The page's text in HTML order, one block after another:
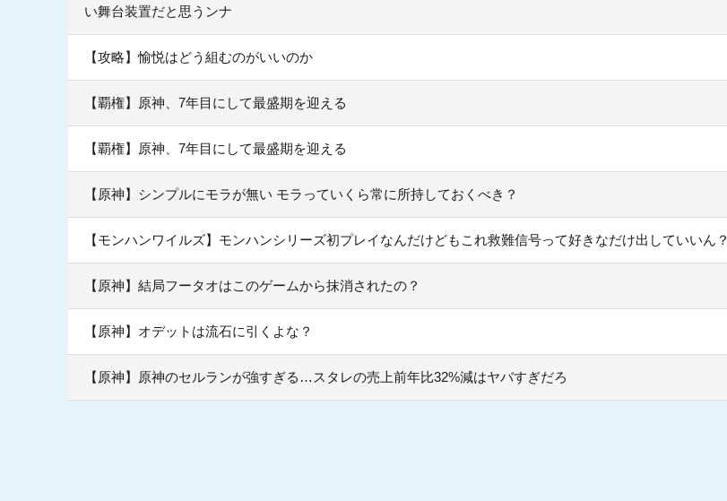
い舞台装置だと思うンナ
【攻略】愉悦はどう組むのがいいのか
【覇権】原神、7年目にして最盛期を迎える
【覇権】原神、7年目にして最盛期を迎える
【原神】シンプルにモラが無い モラっていくら常に所持しておくべき？
【モンハンワイルズ】モンハンシリーズ初プレイなんだけどもこれ救難信号って好きなだけ出していいん？
【原神】結局フータオはこのゲームから抹消されたの？
【原神】オデットは流石に引くよな？
【原神】原神のセルランが強すぎる…スタレの売上前年比32%減はヤバすぎだろ